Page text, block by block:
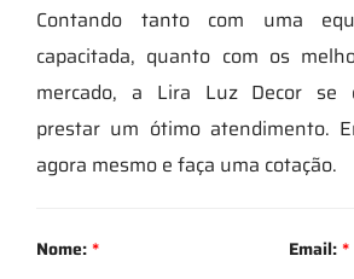
Contando tanto com uma
capacitada, quanto com os
mercado, a Lira Luz Decor se
prestar um ótimo atendimento.
agora mesmo e faça uma cotação.
Nome:* Email:*